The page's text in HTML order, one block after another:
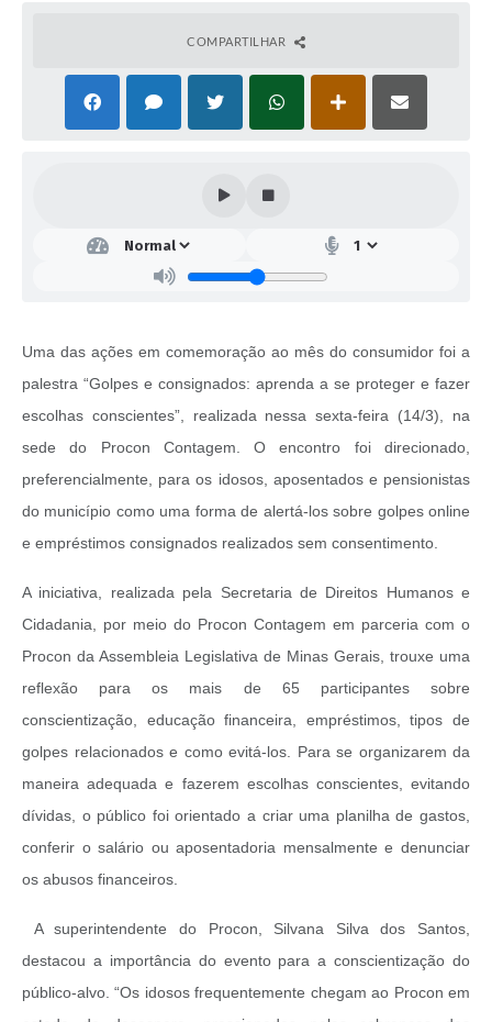
COMPARTILHAR
Uma das ações em comemoração ao mês do consumidor foi a
palestra “Golpes e consignados: aprenda a se proteger e fazer
escolhas conscientes”, realizada nessa sexta-feira (14/3), na
sede do Procon Contagem. O encontro foi direcionado,
preferencialmente, para os idosos, aposentados e pensionistas
do município como uma forma de alertá-los sobre golpes online
e empréstimos consignados realizados sem consentimento.
A iniciativa, realizada pela Secretaria de Direitos Humanos e
Cidadania, por meio do Procon Contagem em parceria com o
Procon da Assembleia Legislativa de Minas Gerais, trouxe uma
reflexão para os mais de 65 participantes sobre
conscientização, educação financeira, empréstimos, tipos de
golpes relacionados e como evitá-los. Para se organizarem da
maneira adequada e fazerem escolhas conscientes, evitando
dívidas, o público foi orientado a criar uma planilha de gastos,
conferir o salário ou aposentadoria mensalmente e denunciar
os abusos financeiros.
A superintendente do Procon, Silvana Silva dos Santos,
destacou a importância do evento para a conscientização do
público-alvo. “Os idosos frequentemente chegam ao Procon em